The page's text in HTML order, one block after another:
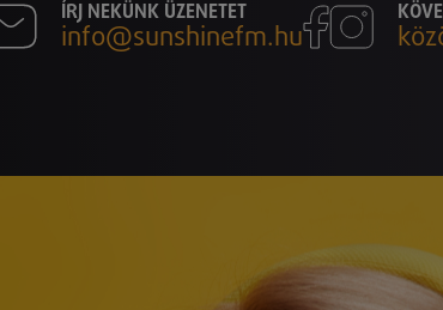
ÍRJ NEKÜNK ÜZENETET
info@sunshinefm.hu